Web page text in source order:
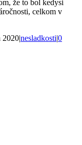
že to bol kedysi
celkom v
2020|nesladkosti|0